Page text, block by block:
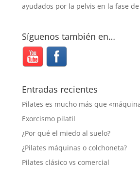
ayudados por la pelvis en la fase
Síguenos también en…
Entradas recientes
Pilates es mucho más que
Exorcismo pilatil
¿Por qué el miedo al suelo?
¿Pilates máquinas o colchoneta?
Pilates clásico vs comercial